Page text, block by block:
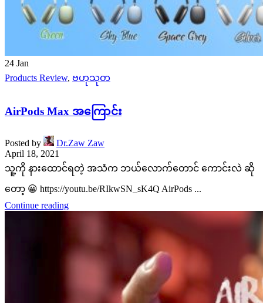
24 Jan
Products Review, ဗဟုသုတ
AirPods Max အကြောင်း
Posted by
Dr.Zaw Zaw
April 18, 2021
သူ့ကို နားထောင်ရတဲ့ အသံက ဘယ်လောက်တောင် ကောင်းလဲ ဆို
တော့ 😀 https://youtu.be/RIkwSN_sK4Q AirPods ...
Continue reading